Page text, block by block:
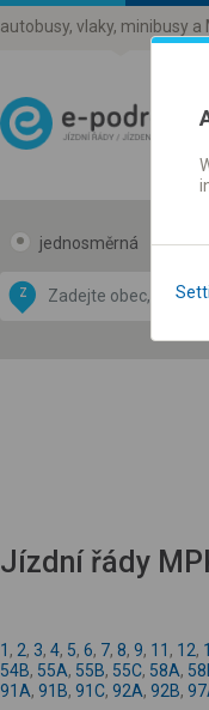
autobusy, vlaky, minibusy a
jednosměrná
Z
by
OpenStreetMap
Jízdní řády
1 , 2, 3, 4, 5, 6, 7, 8, 9, 11 , 12,
54B, 55A, 55B, 55C, 58A,
91A, 91B, 91C, 92A, 92B,